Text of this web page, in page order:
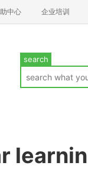
中心 企业培训
search